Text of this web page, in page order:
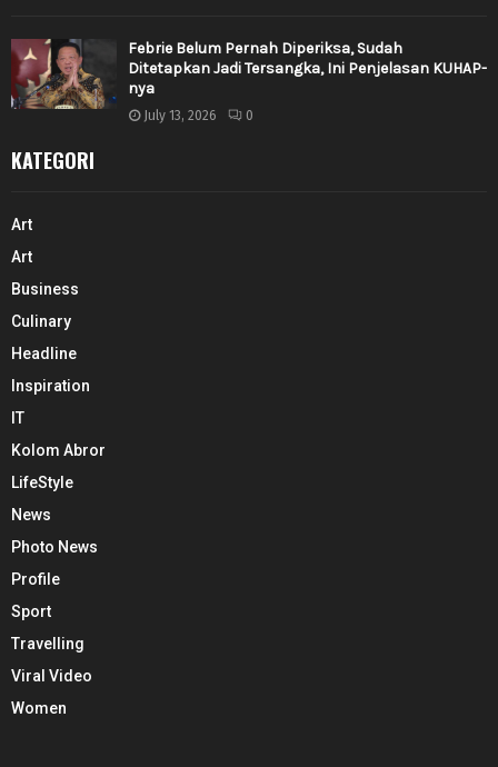
Febrie Belum Pernah Diperiksa, Sudah
Ditetapkan Jadi Tersangka, Ini Penjelasan KUHAP-
nya
July 13, 2026 0
KATEGORI
Art
Art
Business
Culinary
Headline
Inspiration
IT
Kolom Abror
LifeStyle
News
Photo News
Profile
Sport
Travelling
Viral Video
Women